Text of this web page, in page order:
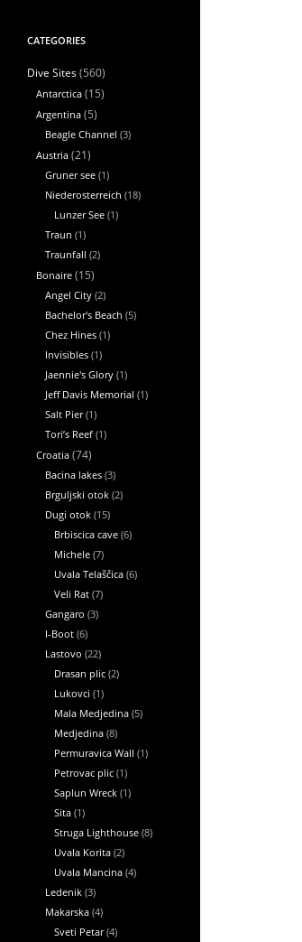
CATEGORIES
Dive Sites (560)
Antarctica (15)
Argentina (5)
Beagle Channel (3)
Austria (21)
Gruner see (1)
Niederosterreich (18)
Lunzer See (1)
Traun (1)
Traunfall (2)
Bonaire (15)
Angel City (2)
Bachelor's Beach (5)
Chez Hines (1)
Invisibles (1)
Jaennie's Glory (1)
Jeff Davis Memorial (1)
Salt Pier(1)
Tori’s Reef (1)
Croatia (74)
Bacina lakes (3)
Brguljski otok (2)
Dugi otok (15)
Brbiscica cave (6)
Michele (7)
Uvala Telaščica (6)
Veli Rat (7)
Gangaro (3)
I-Boot (6)
Lastovo (22)
Drasan plic (2)
Lukovci (1)
Mala Medjedina (5)
Medjedina (8)
Permuravica Wall (1)
Petrovac plic (1)
Saplun Wreck (1)
Sita (1)
Struga Lighthouse (8)
Uvala Korita (2)
Uvala Mancina (4)
Ledenik (3)
Makarska (4)
Sveti Petar(4)